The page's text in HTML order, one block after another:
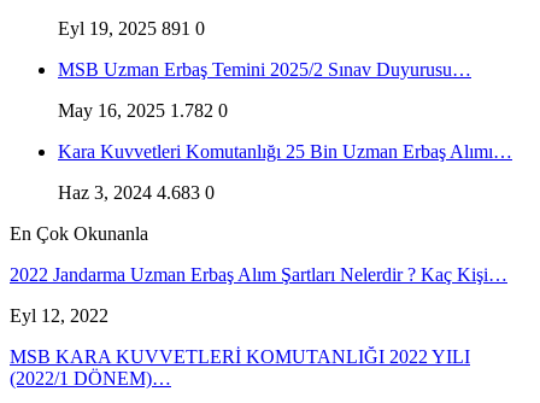
Eyl 19, 2025 891 0
MSB Uzman Erbaş Temini 2025/2 Sınav Duyurusu…
May 16, 2025 1.782 0
Kara Kuvvetleri Komutanlığı 25 Bin Uzman Erbaş Alımı…
Haz 3, 2024 4.683 0
En Çok Okunanla
2022 Jandarma Uzman Erbaş Alım Şartları Nelerdir ? Kaç Kişi…
Eyl 12, 2022
MSB KARA KUVVETLERİ KOMUTANLIĞI 2022 YILI
(2022/1 DÖNEM)…